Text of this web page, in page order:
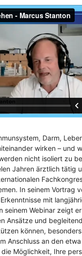
Darm,
wirken – und
nicht isoliert zu
Jahren ärztlich tätig
In seinem Vortrag
mit
seinem Webinar zeigt
Ansätze und
können,
Anschluss an den
Möglichkeit, Ihre